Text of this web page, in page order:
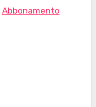
Abbonamento